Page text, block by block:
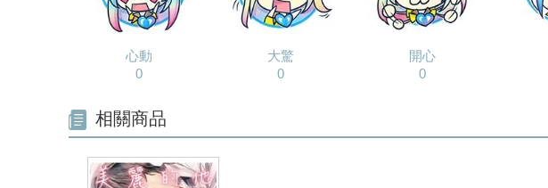
心動
0
大驚
0
開心
0
相關商品